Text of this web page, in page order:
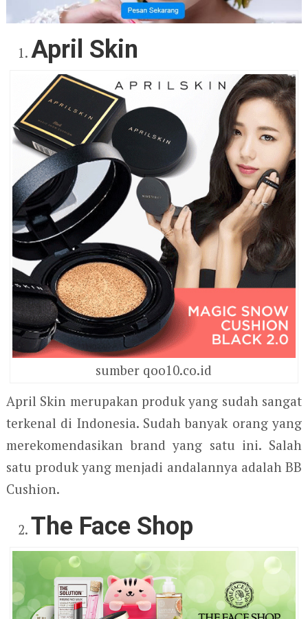
April Skin
sumber qoo10.co.id
April Skin merupakan produk yang sudah sangat
terkenal di Indonesia. Sudah banyak orang yang
merekomendasikan brand yang satu ini. Salah
satu produk yang menjadi andalannya adalah BB
Cushion.
The Face Shop